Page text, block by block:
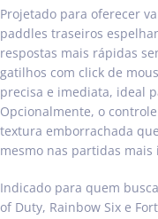
Projetado para oferecer
paddles traseiros
respostas mais rápidas
gatilhos com click de
precisa e imediata, ideal
Opcionalmente, o
textura emborrachada
mesmo nas partidas mais
Indicado para quem
of Duty, Rainbow Six e